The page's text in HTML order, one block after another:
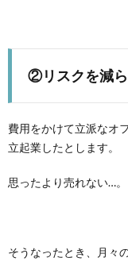
②リスクを減
費用をかけて立派なオ
立起業したとします。
思ったより売れない…。
そうなったとき、月々